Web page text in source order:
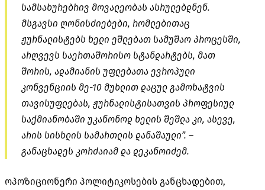
სამსახურებრივ მოვალეობას ასრულებდნენ.
მსგავსი ღონისძიებები, რომლებითაც
ჟურნალისტებს ხელი ეშლებათ სამუშაო პროცესში,
არღვევს საერთაშორისო სტანდარტებს, მათ
შორის, ადამიანის უფლებათა ევროპული
კონვენციის მე-10 მუხლით დაცულ გამოხატვის
თავისუფლებას, ჟურნალისტისათვის პროფესიულ
საქმიანობაში უკანონოდ ხელის შეშლა კი, ასევე,
არის სისხლის სამართლის დანაშაული”. –
განაცხადეს კორძაიამ და დეკანოიძემ.
ოპოზიციონერი პოლიტიკოსების განცხადებით,